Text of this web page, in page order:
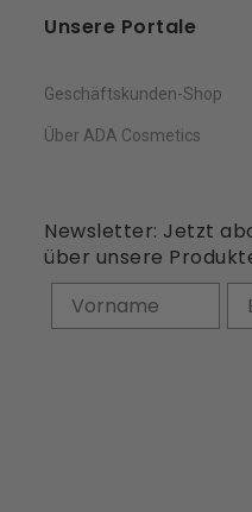
Unsere Portale
Geschäftskunden-Shop
Über ADA Cosmetics
Newsletter: Jetzt
über unsere
Vorname